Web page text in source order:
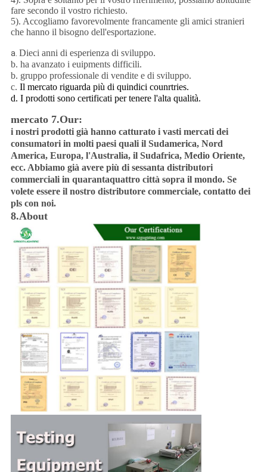
fare secondo il vostro richiesto.
5). Accogliamo favorevolmente francamente gli amici stranieri
che hanno il bisogno dell'esportazione.
a. Dieci anni di esperienza di sviluppo.
b. ha avanzato i euipments difficili.
b. gruppo professionale di vendite e di sviluppo.
c. Il mercato riguarda più di quindici counrtries.
d. I prodotti sono certificati per tenere l'alta qualità.
mercato 7.Our:
i nostri prodotti già hanno catturato i vasti mercati dei
consumatori in molti paesi quali il Sudamerica, Nord
America, Europa, l'Australia, il Sudafrica, Medio Oriente,
ecc. Abbiamo già avere più di sessanta distributori
commerciali in quarantaquattro città sopra il mondo. Se
volete essere il nostro distributore commerciale, contatto dei
pls con noi.
8.About